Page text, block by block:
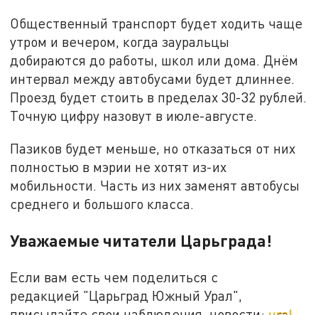
Общественный транспорт будет ходить чаще
утром и вечером, когда зауральцы
добираются до работы, школ или дома. Днём
интервал между автобусами будет длиннее.
Проезд будет стоить в пределах 30-32 рублей.
Точную цифру назовут в июле-августе.
Пазиков будет меньше, но отказаться от них
полностью в мэрии не хотят из-их
мобильности. Часть из них заменят автобусы
среднего и большого класса.
Уважаемые читатели Царьграда!
Если вам есть чем поделиться с
редакцией "Царьград Южный Урал",